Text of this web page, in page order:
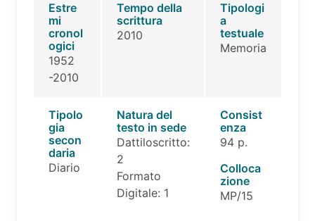
Estre
mi
cronol
ogici
1952
-2010
Tempo della
scrittura
2010
Tipologi
a
testuale
Memoria
Tipolo
gia
secon
daria
Diario
Natura del
testo in sede
Dattiloscritto:
2
Formato
Digitale: 1
Consist
enza
94 p.
Colloca
zione
MP/15